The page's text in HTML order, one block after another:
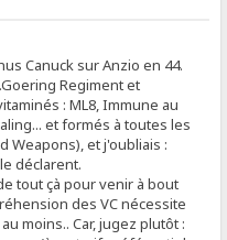
Canuck sur Anzio en 44.
Regiment et
: ML8, Immune au
et formés à toutes les
Weapons), et j'oubliais :
déclarent.
tout çà pour venir à bout
des VC nécessite
moins.. Car, jugez plutôt :